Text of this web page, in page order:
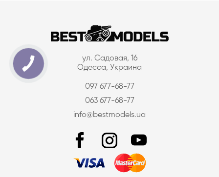
ул. Садовая, 16
Одесса, Украина
097 677-68-77
063 677-68-77
info@bestmodels.ua